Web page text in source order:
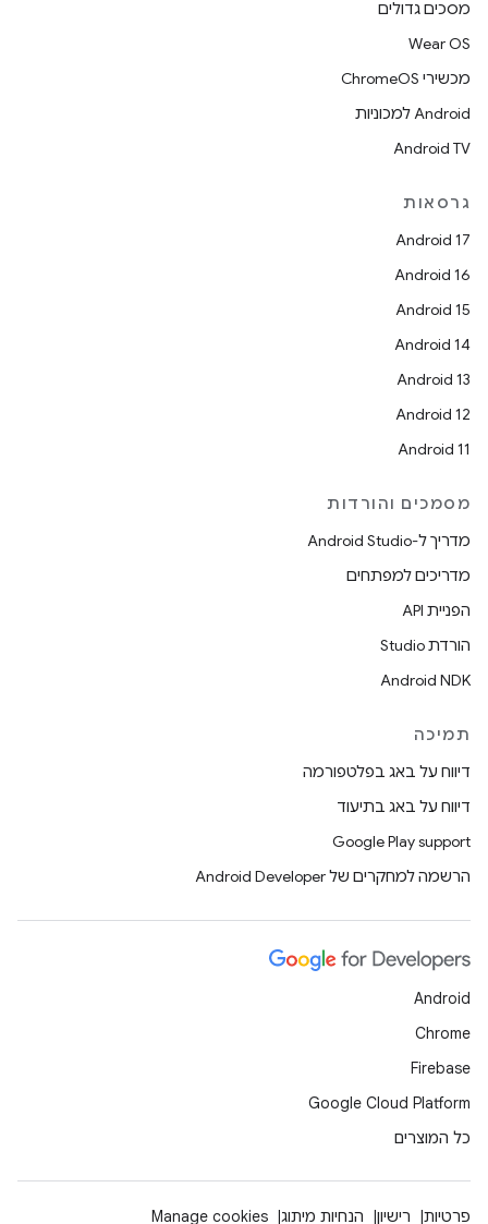
מסכים גדולים
Wear OS
מכשירי ChromeOS
Android למכוניות
Android TV
גרסאות
Android 17
Android 16
Android 15
Android 14
Android 13
Android 12
Android 11
מסמכים והורדות
מדריך ל-Android Studio
מדריכים למפתחים
הפניית API
הורדת Studio
Android NDK
תמיכה
דיווח על באג בפלטפורמה
דיווח על באג בתיעוד
Google Play support
הרשמה למחקרים של Android Developer
Android
Chrome
Firebase
Google Cloud Platform
כל המוצרים
פרטיות רישיון הנחיות מיתוג Manage cookies